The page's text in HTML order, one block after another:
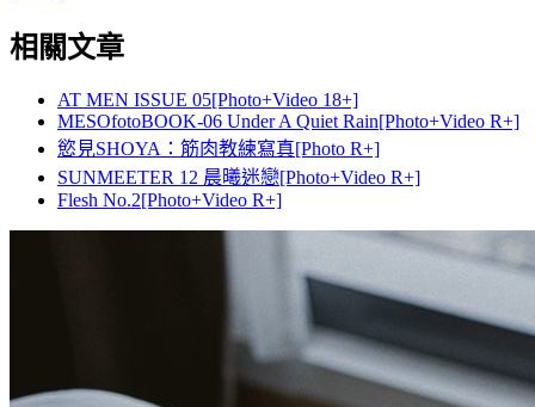
相關文章
AT MEN ISSUE 05[Photo+Video 18+]
MESOfotoBOOK-06 Under A Quiet Rain[Photo+Video R+]
慾見SHOYA：筋肉教練寫真[Photo R+]
SUNMEETER 12 晨曦迷戀[Photo+Video R+]
Flesh No.2[Photo+Video R+]